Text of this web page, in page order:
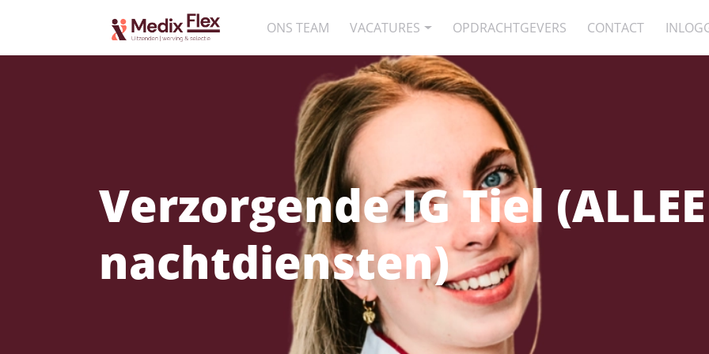
ONS TEAM VACATURES OPDRACHTGEVERS CONTACT
Verzorgende IG Tiel
nachtdiensten)